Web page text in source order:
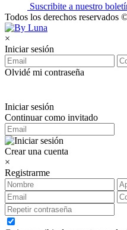
Suscribite a nuestro
Todos los derechos reservados
×
Iniciar sesión
Olvidé mi contraseña
Iniciar sesión
Continuar como invitado
Crear una cuenta
×
Registrarme